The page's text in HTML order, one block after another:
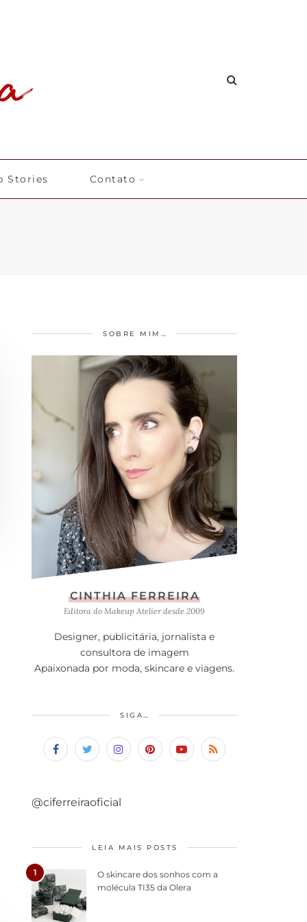
Stories Contato
SOBRE MIM…
CINTHIA FERREIRA
Editora do Makeup Atelier desde 2009
Designer, publicitária, jornalista e
consultora de imagem
Apaixonada por moda, skincare e viagens.
SIGA…
@ciferreiraoficial
LEIA MAIS POSTS
1
O skincare dos sonhos com a
molécula TI35 da Olera